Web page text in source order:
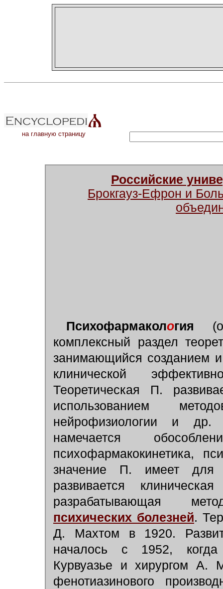
на главную страницу
Российские
Брокгауз-Ефрон и
Психофармакология
комплексный раздел
занимающийся созданием
клинической
Теоретическая П.
использованием
нейрофизиологии и
намечается
психофармакокинетика,
значение П. имеет
развивается
разрабатывающая
психических болезней.
Д. Махтом в 1920.
началось с 1952,
Курвуазье и хирургом А.
фенотиазинового